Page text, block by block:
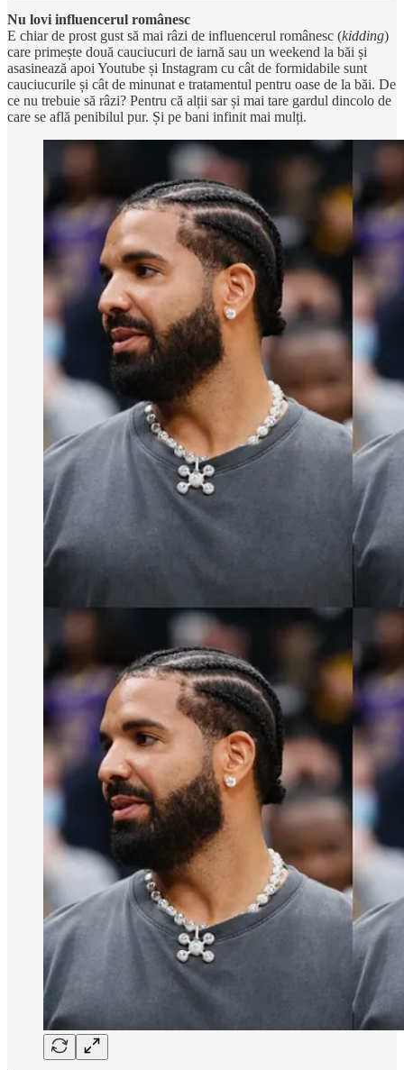
Nu lovi influencerul românesc
E chiar de prost gust să mai râzi de influencerul românesc (kidding)
care primește două cauciucuri de iarnă sau un weekend la băi și
asasinează apoi Youtube și Instagram cu cât de formidabile sunt
cauciucurile și cât de minunat e tratamentul pentru oase de la băi. De
ce nu trebuie să râzi? Pentru că alții sar și mai tare gardul dincolo de
care se află penibilul pur. Și pe bani infinit mai mulți.